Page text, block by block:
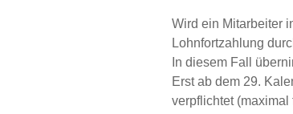
Wird ein Mitarbeiter
Lohnfortzahlung
In diesem Fall
Erst ab dem 29.
verpflichtet (maximal